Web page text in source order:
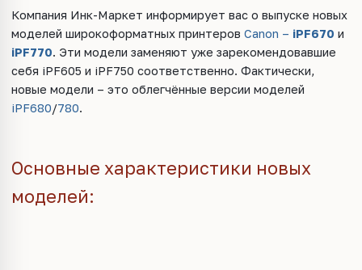
Компания Инк-Маркет информирует вас о выпуске новых
моделей широкоформатных принтеров Canon – iPF670 и
iPF770. Эти модели заменяют уже зарекомендовавшие
себя iPF605 и iPF750 соответственно. Фактически,
новые модели – это облегчённые версии моделей
iPF680/780.
Основные характеристики новых
моделей: